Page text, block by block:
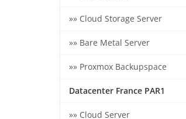
»» Cloud Storage Server
»» Bare Metal Server
»» Proxmox Backupspace
Datacenter France PAR1
»» Cloud Server